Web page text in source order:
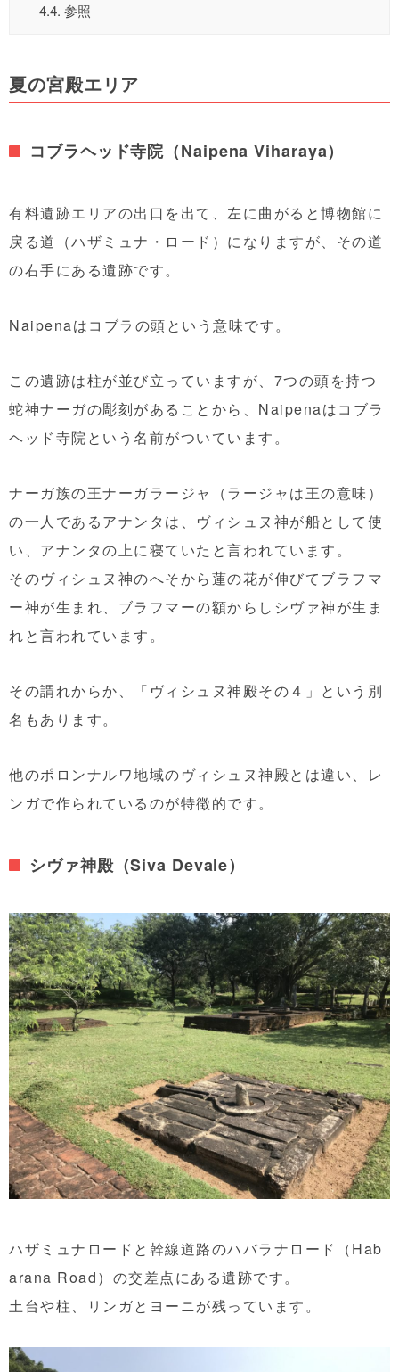
4.4. 参照
夏の宮殿エリア
コブラヘッド寺院（Naipena Viharaya）
有料遺跡エリアの出口を出て、左に曲がると博物館に
戻る道（ハザミュナ・ロード）になりますが、その道
の右手にある遺跡です。
Naipenaはコブラの頭という意味です。
この遺跡は柱が並び立っていますが、7つの頭を持つ
蛇神ナーガの彫刻があることから、Naipenaはコブラ
ヘッド寺院という名前がついています。
ナーガ族の王ナーガラージャ（ラージャは王の意味）
の一人であるアナンタは、ヴィシュヌ神が船として使
い、アナンタの上に寝ていたと言われています。
そのヴィシュヌ神のへそから蓮の花が伸びてブラフマ
ー神が生まれ、ブラフマーの額からしシヴァ神が生ま
れと言われています。
その謂れからか、「ヴィシュヌ神殿その４」という別
名もあります。
他のポロンナルワ地域のヴィシュヌ神殿とは違い、レ
ンガで作られているのが特徴的です。
シヴァ神殿（Siva Devale）
ハザミュナロードと幹線道路のハバラナロード（Hab
arana Road）の交差点にある遺跡です。
土台や柱、リンガとヨーニが残っています。